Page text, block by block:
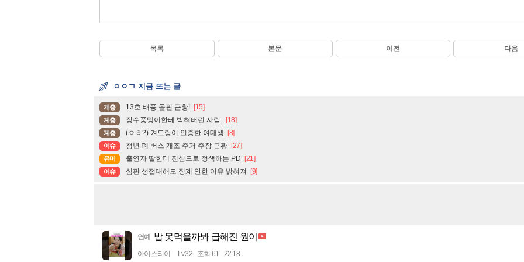
목록 본문 이전 다음
ㅇㅇㄱ 지금 뜨는 글
계층 13호 태풍 돌핀 근황! [15]
계층 장수풍뎅이한테 박혀버린 사람. [18]
계층 (ㅇㅎ?) 겨드랑이 인증한 여대생 [8]
이슈 청년 폐 버스 개조 주거 주장 근황 [27]
유머 출연자 딸한테 진심으로 정색하는 PD [21]
이슈 심판 성접대해도 징계 안한 이유 밝혀져 [9]
연예 밥 못먹을까봐 급해진 원이
아이스티이 Lv.32 조회 61 22:18